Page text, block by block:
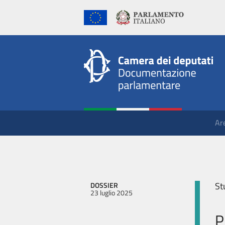
DOSSIER
23 luglio 2025